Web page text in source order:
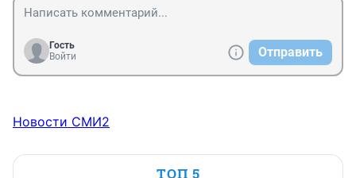
Гость
Войти
Отправить
Новости СМИ2
ТОП 5